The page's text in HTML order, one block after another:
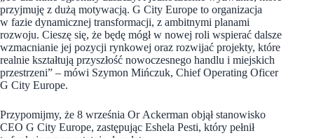
przyjmuję z dużą motywacją. G City Europe to organizacja
w fazie dynamicznej transformacji, z ambitnymi planami
rozwoju. Cieszę się, że będę mógł w nowej roli wspierać dalsze
wzmacnianie jej pozycji rynkowej oraz rozwijać projekty, które
realnie kształtują przyszłość nowoczesnego handlu i miejskich
przestrzeni” – mówi Szymon Mińczuk, Chief Operating Oficer
G City Europe.
Przypomijmy, że 8 września Or Ackerman objął stanowisko
CEO G City Europe, zastępując Eshela Pesti, który pełnił